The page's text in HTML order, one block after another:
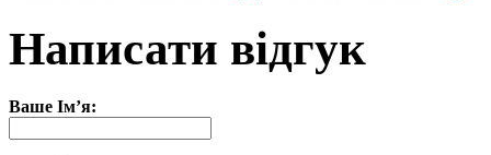
Написати відгук
Ваше Ім’я: